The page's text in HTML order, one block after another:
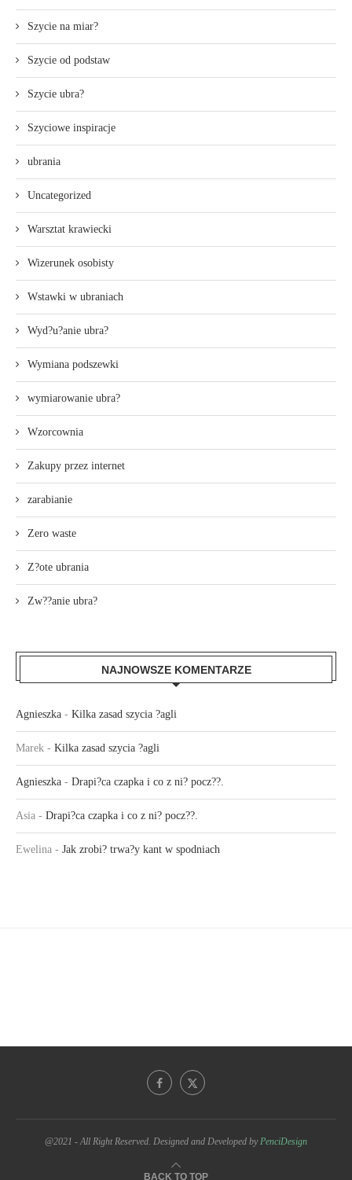
Szycie na miar?
Szycie od podstaw
Szycie ubra?
Szyciowe inspiracje
ubrania
Uncategorized
Warsztat krawiecki
Wizerunek osobisty
Wstawki w ubraniach
Wyd?u?anie ubra?
Wymiana podszewki
wymiarowanie ubra?
Wzorcownia
Zakupy przez internet
zarabianie
Zero waste
Z?ote ubrania
Zw??anie ubra?
NAJNOWSZE KOMENTARZE
Agnieszka - Kilka zasad szycia ?agli
Marek - Kilka zasad szycia ?agli
Agnieszka - Drapi?ca czapka i co z ni? pocz??.
Asia - Drapi?ca czapka i co z ni? pocz??.
Ewelina - Jak zrobi? trwa?y kant w spodniach
@2021 - All Right Reserved. Designed and Developed byPenciDesign
BACK TO TOP